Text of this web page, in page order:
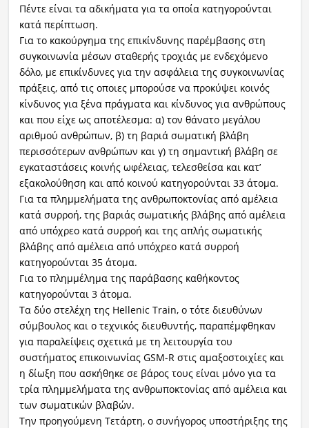
Πέντε είναι τα αδικήματα για τα οποία κατηγορούνται
κατά περίπτωση.
Για το κακούργημα της επικίνδυνης παρέμβασης στη
συγκοινωνία μέσων σταθερής τροχιάς με ενδεχόμενο
δόλο, με επικίνδυνες για την ασφάλεια της συγκοινωνίας
πράξεις, από τις οποιες μπορούσε να προκύψει κοινός
κίνδυνος για ξένα πράγματα και κίνδυνος για ανθρώπους
και που είχε ως αποτέλεσμα: α) τον θάνατο μεγάλου
αριθμού ανθρώπων, β) τη βαριά σωματική βλάβη
περισσότερων ανθρώπων και γ) τη σημαντική βλάβη σε
εγκαταστάσεις κοινής ωφέλειας, τελεσθείσα και κατ’
εξακολούθηση και από κοινού κατηγορούνται 33 άτομα.
Για τα πλημμελήματα της ανθρωποκτονίας από αμέλεια
κατά συρροή, της βαριάς σωματικής βλάβης από αμέλεια
από υπόχρεο κατά συρροή και της απλής σωματικής
βλάβης από αμέλεια από υπόχρεο κατά συρροή
κατηγορούνται 35 άτομα.
Για το πλημμέλημα της παράβασης καθήκοντος
κατηγορούνται 3 άτομα.
Τα δύο στελέχη της Hellenic Train, ο τότε διευθύνων
σύμβουλος και ο τεχνικός διευθυντής, παραπέμφθηκαν
για παραλείψεις σχετικά με τη λειτουργία του
συστήματος επικοινωνίας GSM-R στις αμαξοστοιχίες και
η δίωξη που ασκήθηκε σε βάρος τους είναι μόνο για τα
τρία πλημμελήματα της ανθρωποκτονίας από αμέλεια και
των σωματικών βλαβών.
Την προηγούμενη Τετάρτη, ο συνήγορος υποστήριξης της